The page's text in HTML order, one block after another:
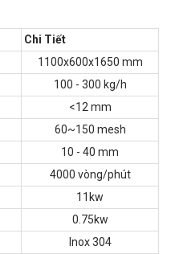
Chi Tiết
1100x600x1650 mm
100 - 300 kg/h
<12 mm
60~150 mesh
10 - 40 mm
4000 vòng/phút
11kw
0.75kw
Inox 304